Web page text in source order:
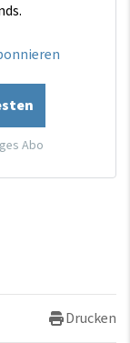
Abo
Drucken